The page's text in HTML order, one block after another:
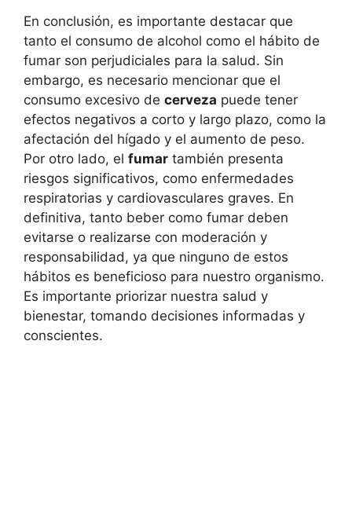
En conclusión, es importante destacar que
tanto el consumo de alcohol como el hábito de
fumar son perjudiciales para la salud. Sin
embargo, es necesario mencionar que el
consumo excesivo de cerveza puede tener
efectos negativos a corto y largo plazo, como la
afectación del hígado y el aumento de peso.
Por otro lado, el fumar también presenta
riesgos significativos, como enfermedades
respiratorias y cardiovasculares graves. En
definitiva, tanto beber como fumar deben
evitarse o realizarse con moderación y
responsabilidad, ya que ninguno de estos
hábitos es beneficioso para nuestro organismo.
Es importante priorizar nuestra salud y
bienestar, tomando decisiones informadas y
conscientes.